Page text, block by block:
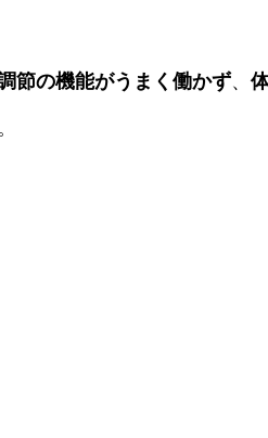
節の機能がうまく働かず、